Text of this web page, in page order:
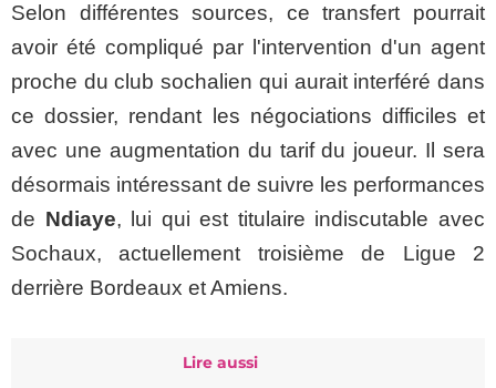
Selon différentes sources, ce transfert pourrait
avoir été compliqué par l'intervention d'un agent
proche du club sochalien qui aurait interféré dans
ce dossier, rendant les négociations difficiles et
avec une augmentation du tarif du joueur. Il sera
désormais intéressant de suivre les performances
de Ndiaye, lui qui est titulaire indiscutable avec
Sochaux, actuellement troisième de Ligue 2
derrière Bordeaux et Amiens.
Lire aussi